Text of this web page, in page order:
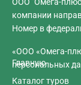
компании
Номер в
«ООО «Омега-
персональных
Главную
Каталог туров